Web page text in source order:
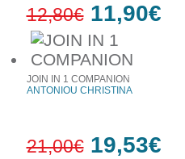
έκπτωση
12,80€ 11,90€
JOIN IN 1 COMPANION
ANTONIOU CHRISTINA
21,00€ 19,53€